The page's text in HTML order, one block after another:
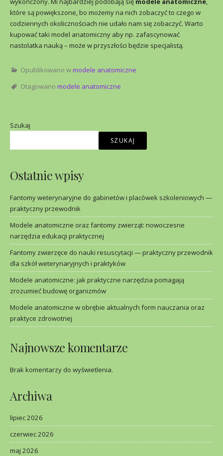
które są powiększone, bo możemy na nich zobaczyć to czego w
codziennych okolicznościach nie udało nam się zobaczyć. Warto
kupować taki model anatomiczny aby np. zafascynować
nastolatka nauką – może w przyszłości będzie specjalistą.
Opublikowano wmodele anatomiczne
Otagowano modele anatomiczne
Szukaj
SZUKAJ
Ostatnie wpisy
Fantomy weterynaryjne do gabinetów i placówek szkoleniowych —
praktyczny przewodnik
Modele anatomiczne oraz fantomy zwierząt: nowoczesne
narzędzia edukacji praktycznej
Fantomy zwierzęce do nauki resuscytacji — praktyczny przewodnik
dla szkół weterynaryjnych i praktyków
Modele anatomiczne: jak praktyczne narzędzia pomagają
zrozumieć budowę organizmów
Modele anatomiczne w obrębie aktualnych form nauczania oraz
praktyce zdrowotnej
Najnowsze komentarze
Brak komentarzy do wyświetlenia.
Archiwa
lipiec 2026
czerwiec 2026
maj 2026